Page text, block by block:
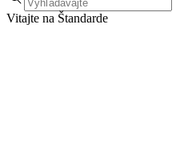
Vitajte na Štandarde